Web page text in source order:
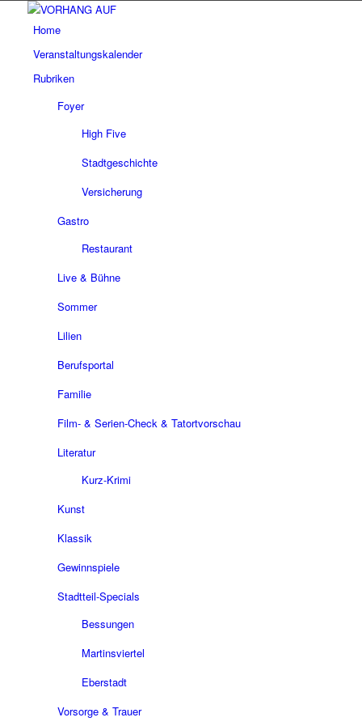
Home
Veranstaltungskalender
Rubriken
Foyer
High Five
Stadtgeschichte
Versicherung
Gastro
Restaurant
Live & Bühne
Sommer
Lilien
Berufsportal
Familie
Film- & Serien-Check & Tatortvorschau
Literatur
Kurz-Krimi
Kunst
Klassik
Gewinnspiele
Stadtteil-Specials
Bessungen
Martinsviertel
Eberstadt
Vorsorge & Trauer